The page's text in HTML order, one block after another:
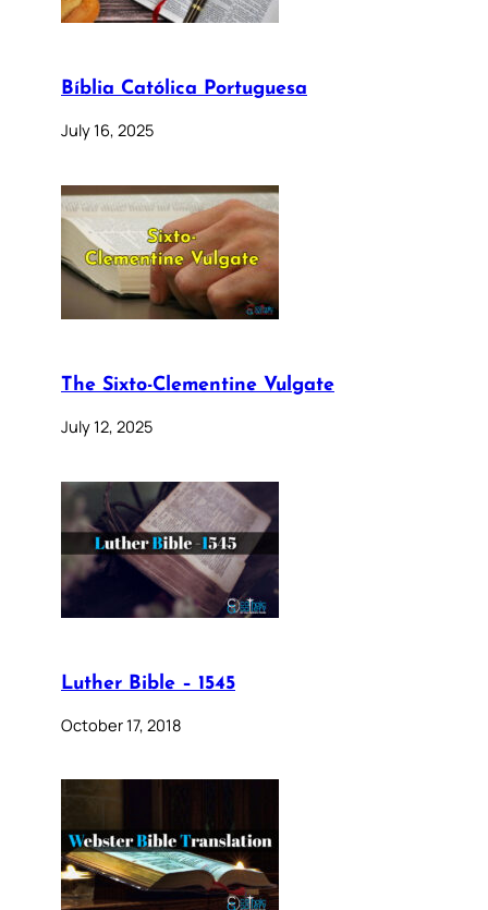
Bíblia Católica Portuguesa
July 16, 2025
The Sixto-Clementine Vulgate
July 12, 2025
Luther Bible – 1545
October 17, 2018